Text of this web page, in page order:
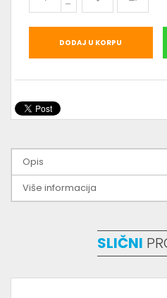
DODAJ U KORPU
Opis
Više informacija
SLIČNI